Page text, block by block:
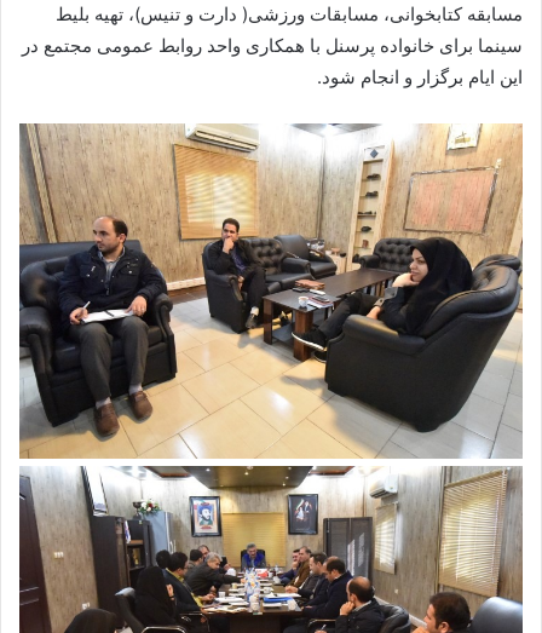
مسابقه کتابخوانی، مسابقات ورزشی( دارت و تنیس)، تهیه بلیط
سینما برای خانواده پرسنل با همکاری واحد روابط عمومی مجتمع در
این ایام برگزار و انجام شود.